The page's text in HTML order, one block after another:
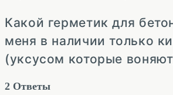
Какой герметик для
меня в наличии только
(уксусом которые
2 Ответы